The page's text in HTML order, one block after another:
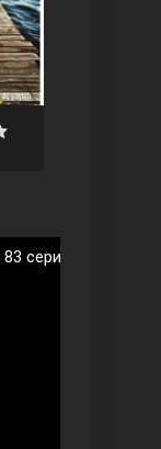
серия на